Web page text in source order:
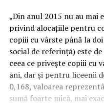
„Din anul 2015 nu au mai
privind alocaţiile pentru
copiii cu vârste până la
social de referinţă) este
ceea ce priveşte copiii cu
ani, dar şi pentru liceenii
0,168, valoarea
sumă foarte mică, mai